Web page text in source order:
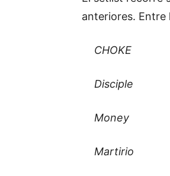
anteriores. Entre
CHOKE
Disciple
Money
Martirio